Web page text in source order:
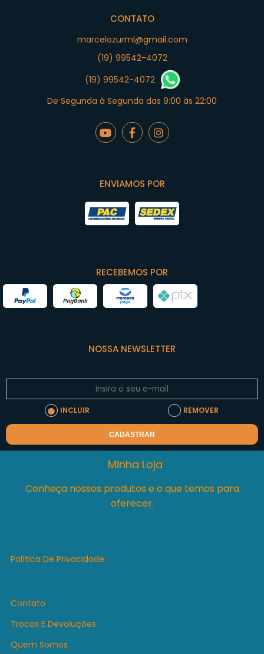
CONTATO
marcelozurml@gmail.com
(19) 99542-4072
(19) 99542-4072
De Segunda à Segunda das 9:00 às 22:00
ENVIAMOS POR
RECEBEMOS POR
NOSSA NEWSLETTER
INCLUIR REMOVER
CADASTRAR
Minha Loja
Conheça nossos produtos e o que temos para
oferecer.
Política De Privacidade
Contato
Trocas E Devoluções
Quem Somos